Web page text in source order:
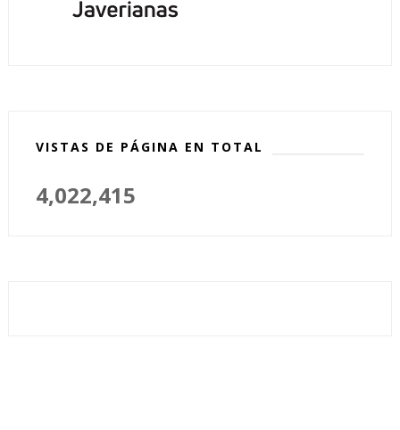
VISTAS DE PÁGINA EN TOTAL
4,022,415